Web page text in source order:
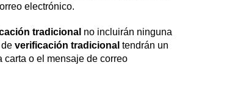
electrónico.
tradicional no incluirán ninguna
verificación tradicional tendrán un
o el mensaje de correo